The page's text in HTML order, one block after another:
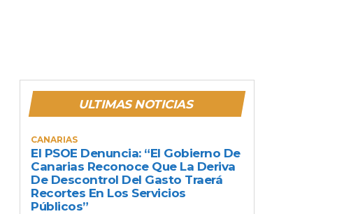
ULTIMAS NOTICIAS
CANARIAS
El PSOE Denuncia: “El Gobierno De
Canarias Reconoce Que La Deriva
De Descontrol Del Gasto Traerá
Recortes En Los Servicios
Públicos”